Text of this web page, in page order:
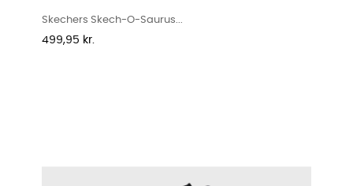
Skechers Skech-O-Saurus...
Pris
499,95 kr.